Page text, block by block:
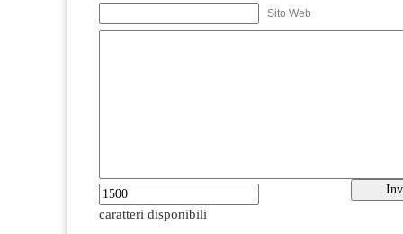
Sito Web
caratteri disponibili